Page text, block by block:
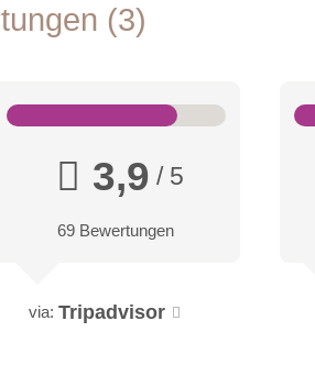
3
3,9 / 5
69 Bewertungen
via: Tripadvisor